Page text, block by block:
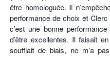
être homologuée. Il
performance de choix et
c’est une bonne
d’être excellentes. Il faisait
soufflait de biais, ne m’a